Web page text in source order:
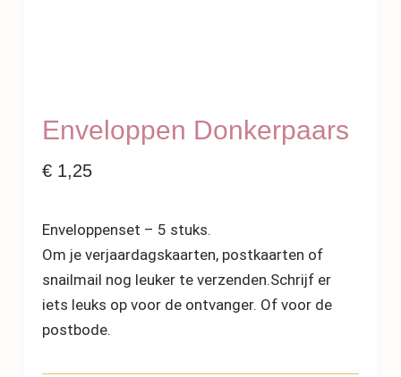
Enveloppen Donkerpaars
€1,25
Enveloppenset – 5 stuks.
Om je verjaardagskaarten, postkaarten of
snailmail nog leuker te verzenden.Schrijf er
iets leuks op voor de ontvanger. Of voor de
postbode.